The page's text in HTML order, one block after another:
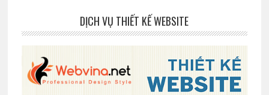
DỊCH VỤ THIẾT KẾ WEBSITE